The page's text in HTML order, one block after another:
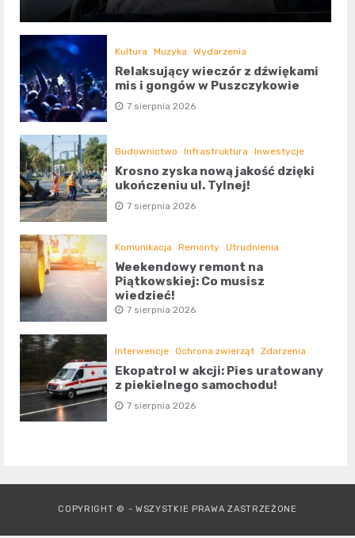
Kultura Muzyka Wydarzenia
Relaksujący wieczór z dźwiękami
mis i gongów w Puszczykowie
7 sierpnia 2026
Budownictwo Infrastruktura Inwestycje
Krosno zyska nową jakość dzięki
ukończeniu ul. Tylnej!
7 sierpnia 2026
Komunikacja Remonty Utrudnienia
Weekendowy remont na
Piątkowskiej: Co musisz
wiedzieć!
7 sierpnia 2026
Interwencje Ochrona zwierząt Zdarzenia
Ekopatrol w akcji: Pies uratowany
z piekielnego samochodu!
7 sierpnia 2026
COPYRIGHT © - WSZYSTKIE PRAWA ZASTRZEŻONE